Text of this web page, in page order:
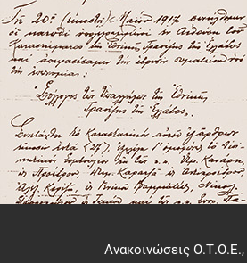
Ανακοινώσεις Ο.Τ.Ο.Ε.,